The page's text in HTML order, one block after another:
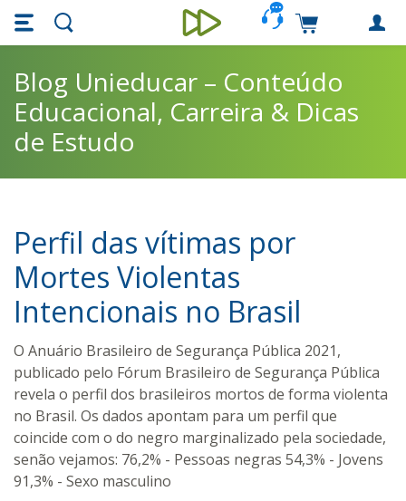
Skip main navigation
Skip to main content
Unieducar
Carrinho de
Blog Unieducar – Conteúdo
Educacional, Carreira & Dicas
de Estudo
Perfil das vítimas por
Mortes Violentas
Intencionais no Brasil
O Anuário Brasileiro de Segurança Pública 2021,
publicado pelo Fórum Brasileiro de Segurança Pública
revela o perfil dos brasileiros mortos de forma violenta
no Brasil. Os dados apontam para um perfil que
coincide com o do negro marginalizado pela sociedade,
senão vejamos: 76,2% - Pessoas negras 54,3% - Jovens
91,3% - Sexo masculino